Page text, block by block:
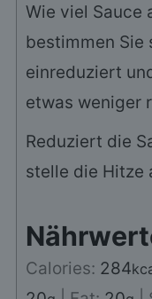
Wie viel Sauce
bestimmen Sie
einreduziert
etwas weniger
Reduziert die
stelle die Hitze
Calories: 284